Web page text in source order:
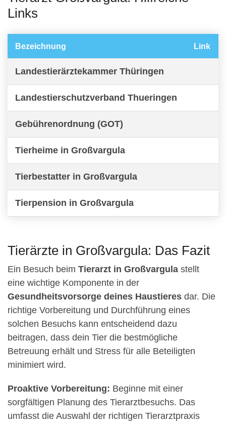
Links
Bezeichnung Link
Landestierärztekammer Thüringen
Landestierschutzverband Thueringen
Gebührenordnung (GOT)
Tierheime in Großvargula
Tierbestatter in Großvargula
Tierpension in Großvargula
Tierärzte in Großvargula: Das Fazit
Ein Besuch beim Tierarzt in Großvargula stellt
eine wichtige Komponente in der
Gesundheitsvorsorge deines Haustieres dar. Die
richtige Vorbereitung und Durchführung eines
solchen Besuchs kann entscheidend dazu
beitragen, dass dein Tier die bestmögliche
Betreuung erhält und Stress für alle Beteiligten
minimiert wird.
Proaktive Vorbereitung: Beginne mit einer
sorgfältigen Planung des Tierarztbesuchs. Das
umfasst die Auswahl der richtigen Tierarztpraxis